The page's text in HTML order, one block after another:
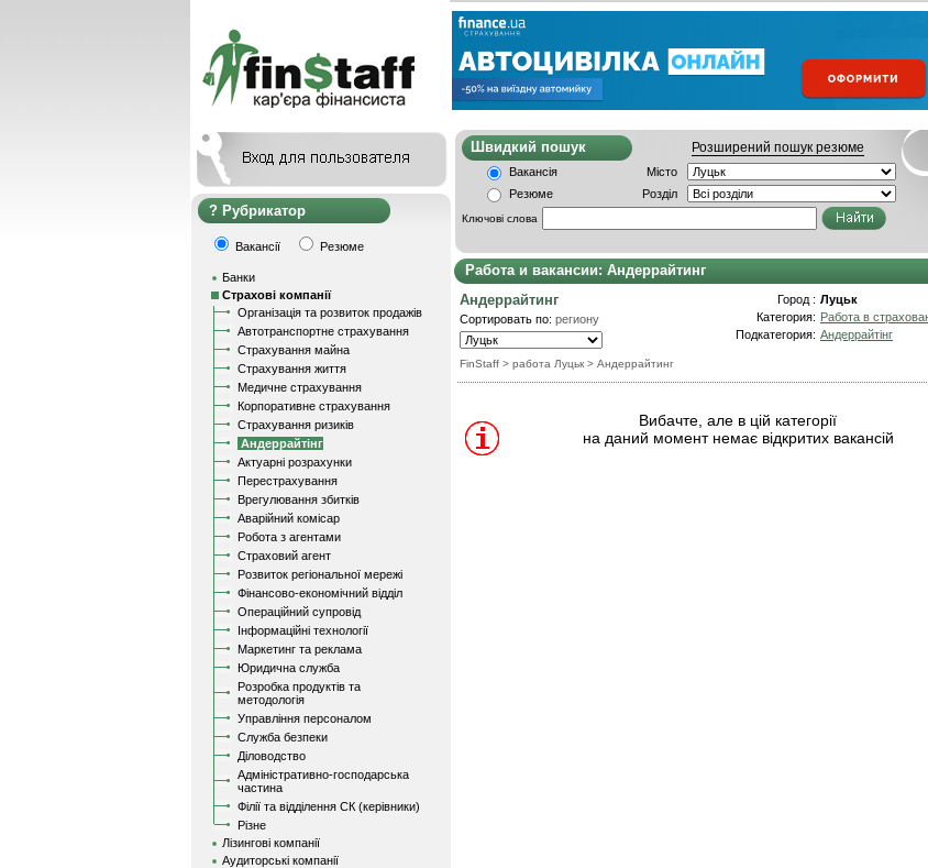
Рубрикатор
Вакансії Резюме
Банки
Страхові компанії
Організація та розвиток продажів
Автотранспортне страхування
Страхування майна
Страхування життя
Медичне страхування
Корпоративне страхування
Страхування ризиків
Андеррайтінг
Актуарні розрахунки
Перестрахування
Врегулювання збитків
Аварійний комісар
Робота з агентами
Страховий агент
Розвиток регіональної мережі
Фінансово-економічний відділ
Операційний супровід
Інформаційні технології
Маркетинг та реклама
Юридична служба
Розробка продуктів та
методологія
Управління персоналом
Служба безпеки
Діловодство
Адміністративно-господарська
частина
Філії та відділення СК (керівники)
Різне
Лізингові компанії
Аудиторські компанії
Швидкий пошук Розширений пошук резюме
Вакансія
Місто
Резюме
Розділ
Ключові слова
Работа и вакансии: Андеррайтинг
Андеррайтинг
Сортировать по: региону
FinStaff > работа Луцьк > Андеррайтинг
Город : Луцьк
Категория: Работа в
Подкатегория: Андеррайтінг
Вибачте, але в цій категорії
на даний момент немає відкритих вакансій